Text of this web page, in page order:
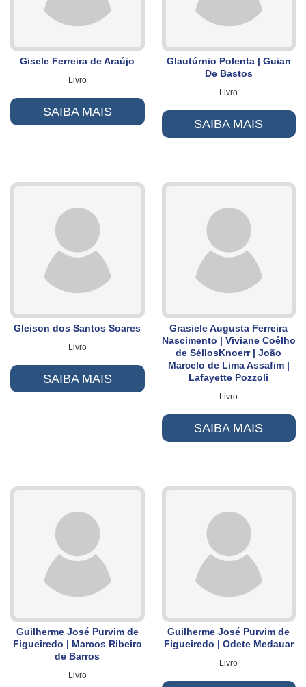
Gisele Ferreira de Araújo
Livro
SAIBA MAIS
Glautúrnio Polenta | Guian
De Bastos
Livro
SAIBA MAIS
Gleison dos Santos Soares
Livro
SAIBA MAIS
Grasiele Augusta Ferreira
Nascimento | Viviane Coêlho
de SéllosKnoerr | João
Marcelo de Lima Assafim |
Lafayette Pozzoli
Livro
SAIBA MAIS
Guilherme José Purvim de
Figueiredo | Marcos Ribeiro
de Barros
Livro
Guilherme José Purvim de
Figueiredo | Odete Medauar
Livro